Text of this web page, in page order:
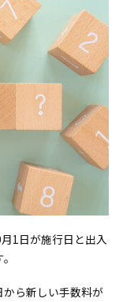
1日が施行日と出入
ら新しい手数料が